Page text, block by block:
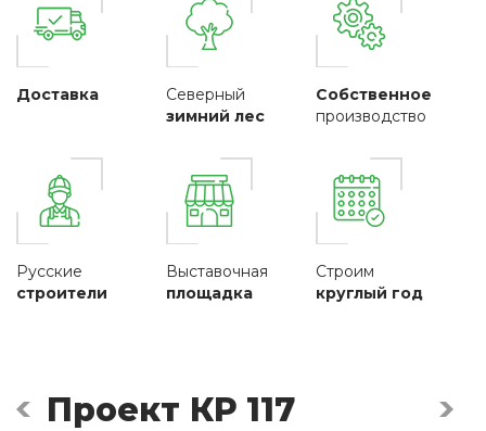
Доставка
Северный
зимний лес
Собственное
производство
Русские
строители
Выставочная
площадка
Строим
круглый год
Проект КР 117